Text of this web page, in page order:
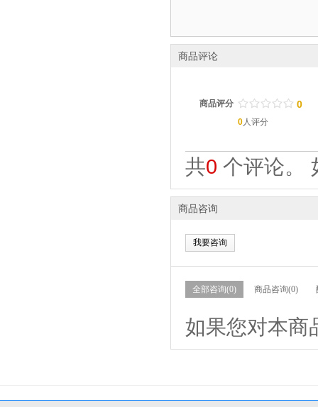
商品评论
商品评分 / / / / /
. . . . . 0
0人评分
共0 个评论。
商品咨询
我要咨询
全部咨询(0) 商品咨询(0)
如果您对本商